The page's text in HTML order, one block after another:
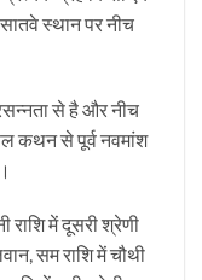
स्थान पर नीच
से है और नीच
कथन से पूर्व नवमांश
राशि में दूसरी श्रेणी
सम राशि में चौथी